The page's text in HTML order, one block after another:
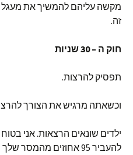
מקשה עליהם להמשיך את
זה.
חוק ה – 30 שניות
תפסיק להרצות.
וכשאתה מרגיש את הצורך להרצות,
ילדים שונאים הרצאות. אני